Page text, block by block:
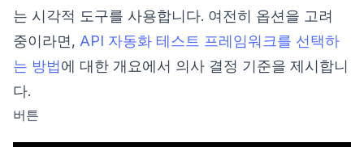
는 시각적 도구를 사용합니다. 여전히 옵션을 고려
중이라면, API 자동화 테스트 프레임워크를 선택하
는 방법에 대한 개요에서 의사 결정 기준을 제시합니
다.
버튼